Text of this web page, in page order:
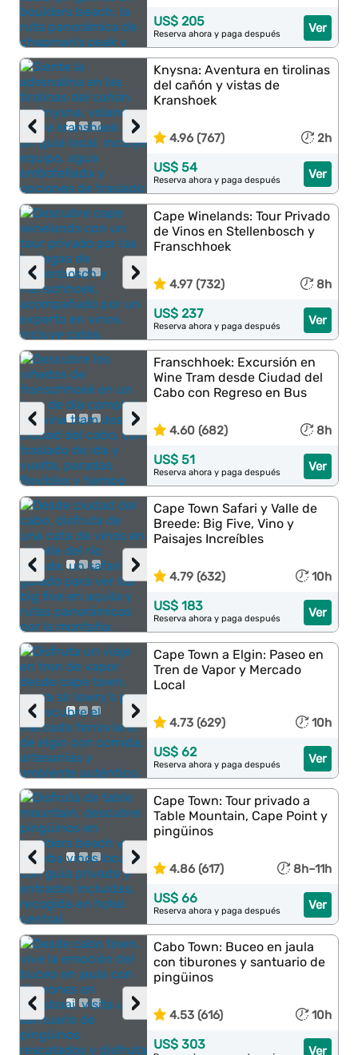
Ver
US$ 205
Reserva ahora y paga después
›
‹
Knysna: Aventura en tirolinas
del cañón y vistas de
Kranshoek
4.96 (767) 2h
Ver
US$ 54
Reserva ahora y paga después
›
‹
Cape Winelands: Tour Privado
de Vinos en Stellenbosch y
Franschhoek
4.97 (732) 8h
Ver
US$ 237
Reserva ahora y paga después
›
‹
Franschhoek: Excursión en
Wine Tram desde Ciudad del
Cabo con Regreso en Bus
4.60 (682) 8h
Ver
US$ 51
Reserva ahora y paga después
›
‹
Cape Town Safari y Valle de
Breede: Big Five, Vino y
Paisajes Increíbles
4.79 (632) 10h
Ver
US$ 183
Reserva ahora y paga después
›
‹
Cape Town a Elgin: Paseo en
Tren de Vapor y Mercado
Local
4.73 (629) 10h
Ver
US$ 62
Reserva ahora y paga después
›
‹
Cape Town: Tour privado a
Table Mountain, Cape Point y
pingüinos
4.86 (617) 8h–11h
Ver
US$ 66
Reserva ahora y paga después
›
‹
Cabo Town: Buceo en jaula
con tiburones y santuario de
pingüinos
4.53 (616) 10h
Ver
US$ 303